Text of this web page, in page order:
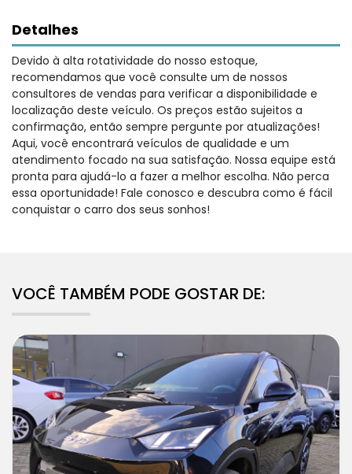
Detalhes
Devido à alta rotatividade do nosso estoque,
recomendamos que você consulte um de nossos
consultores de vendas para verificar a disponibilidade e
localização deste veículo. Os preços estão sujeitos a
confirmação, então sempre pergunte por atualizações!
Aqui, você encontrará veículos de qualidade e um
atendimento focado na sua satisfação. Nossa equipe está
pronta para ajudá-lo a fazer a melhor escolha. Não perca
essa oportunidade! Fale conosco e descubra como é fácil
conquistar o carro dos seus sonhos!
VOCÊ TAMBÉM PODE GOSTAR DE: